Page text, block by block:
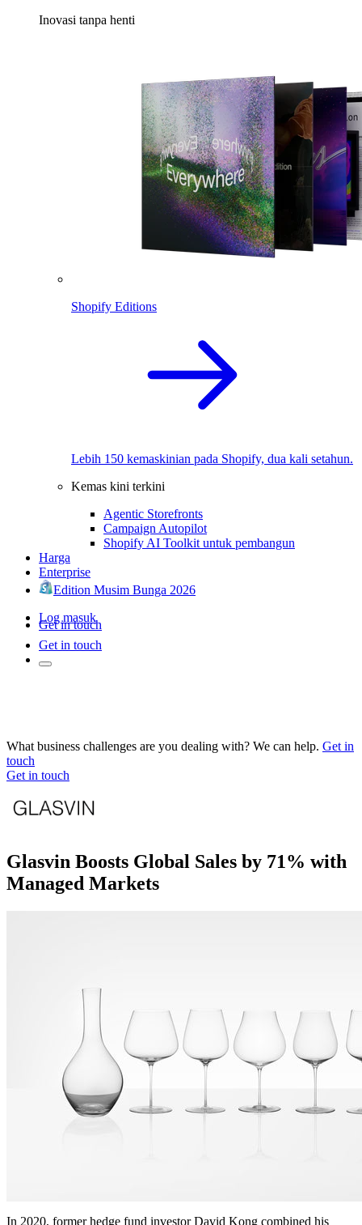
Inovasi tanpa henti
Shopify Editions
Lebih 150 kemaskinian pada Shopify, dua kali setahun.
Kemas kini terkini
Agentic Storefronts
Campaign Autopilot
Shopify AI Toolkit untuk pembangun
Harga
Enterprise
Edition Musim Bunga 2026
Log masuk
Get in touch
Get in touch
What business challenges are you dealing with? We can help. Get in
touch
Get in touch
Glasvin Boosts Global Sales by 71% with
Managed Markets
In 2020, former hedge fund investor David Kong combined his